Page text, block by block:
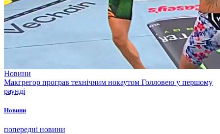
Новини
Макгрегор програв технічним нокаутом Голловею у першому
раунді
Новини
попередні новини